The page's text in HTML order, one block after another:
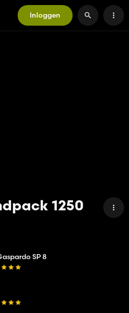
Inloggen
1250
SP 8